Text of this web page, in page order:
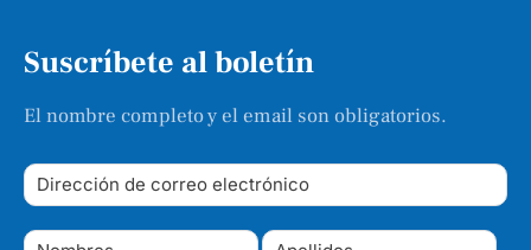
Suscríbete al boletín
El nombre completo y el email son obligatorios.